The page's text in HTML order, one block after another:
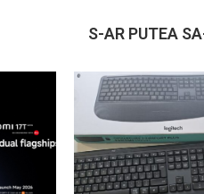
S-AR PUTEA